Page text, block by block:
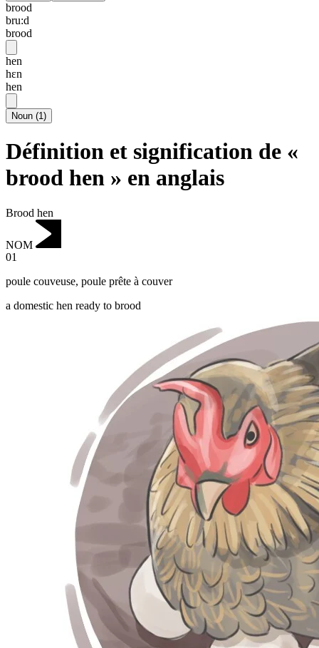
brood
bru:d
brood
hen
hɛn
hen
Noun (1)
Définition et signification de «
brood hen » en anglais
Brood hen
NOM
01
poule couveuse, poule prête à couver
a domestic hen ready to brood